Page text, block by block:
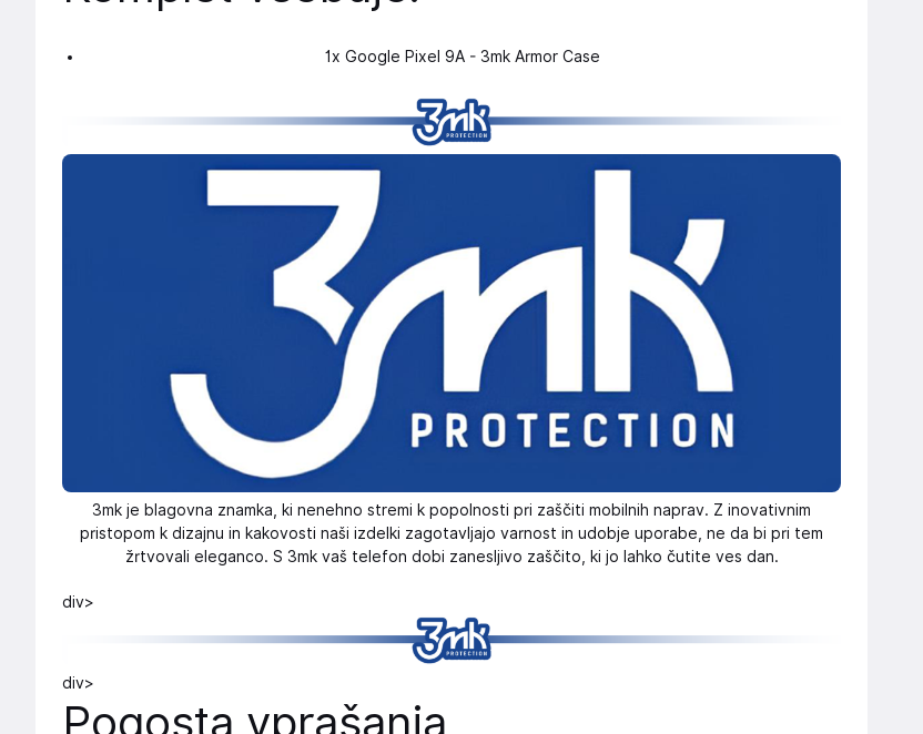
1x Google Pixel 9A - 3mk Armor Case
3mk je blagovna znamka, ki nenehno stremi k popolnosti pri zaščiti mobilnih naprav. Z inovativnim
pristopom k dizajnu in kakovosti naši izdelki zagotavljajo varnost in udobje uporabe, ne da bi pri tem
žrtvovali eleganco. S 3mk vaš telefon dobi zanesljivo zaščito, ki jo lahko čutite ves dan.
div>
div>
Pogosta vprašanja